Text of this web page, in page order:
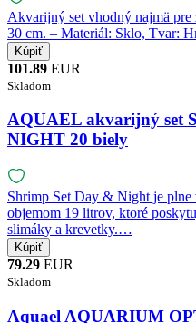
Akvarijný set vhodný najmä
30 cm. – Materiál: Sklo, Tvar:
101.89 EUR
Skladom
AQUAEL akvarijný set
NIGHT 20 biely
Shrimp Set Day & Night je plne
objemom 19 litrov, ktoré
slimáky a krevetky.…
79.29 EUR
Skladom
Aquael AQUARIUM